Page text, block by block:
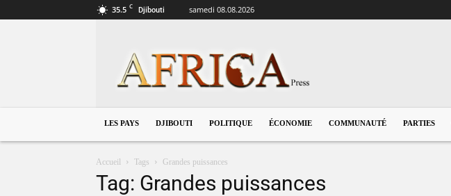
35.5 C Djibouti samedi 08.08.2026
LES PAYS DJIBOUTI POLITIQUE ÉCONOMIE COMMUNAUTÉ PARTIES
Accueil Tags Grandes puissances
Tag: Grandes puissances